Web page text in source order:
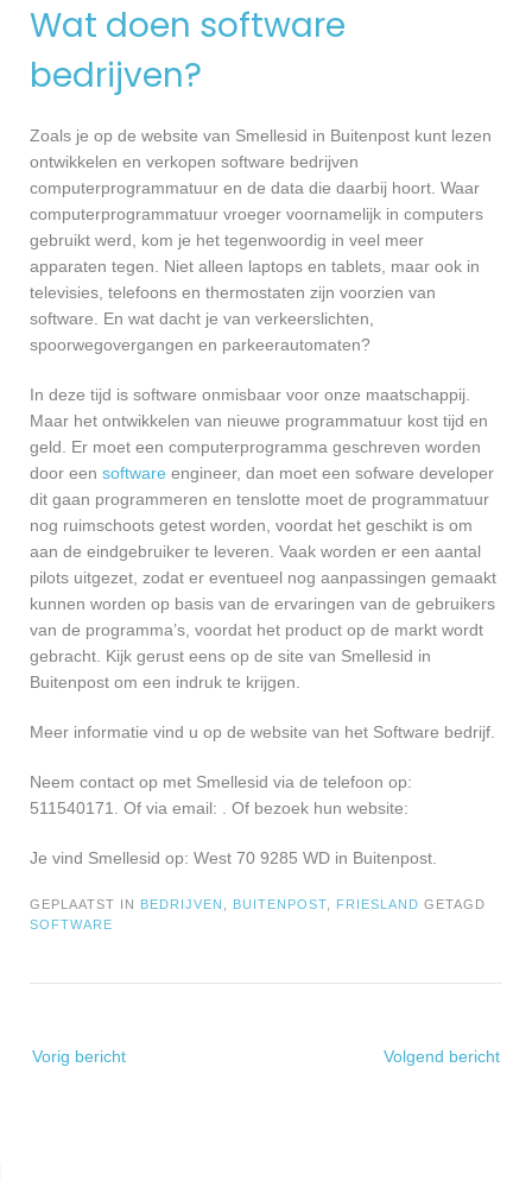
Wat doen software
bedrijven?
Zoals je op de website van Smellesid in Buitenpost kunt lezen
ontwikkelen en verkopen software bedrijven
computerprogrammatuur en de data die daarbij hoort. Waar
computerprogrammatuur vroeger voornamelijk in computers
gebruikt werd, kom je het tegenwoordig in veel meer
apparaten tegen. Niet alleen laptops en tablets, maar ook in
televisies, telefoons en thermostaten zijn voorzien van
software. En wat dacht je van verkeerslichten,
spoorwegovergangen en parkeerautomaten?
In deze tijd is software onmisbaar voor onze maatschappij.
Maar het ontwikkelen van nieuwe programmatuur kost tijd en
geld. Er moet een computerprogramma geschreven worden
door een software engineer, dan moet een sofware developer
dit gaan programmeren en tenslotte moet de programmatuur
nog ruimschoots getest worden, voordat het geschikt is om
aan de eindgebruiker te leveren. Vaak worden er een aantal
pilots uitgezet, zodat er eventueel nog aanpassingen gemaakt
kunnen worden op basis van de ervaringen van de gebruikers
van de programma’s, voordat het product op de markt wordt
gebracht. Kijk gerust eens op de site van Smellesid in
Buitenpost om een indruk te krijgen.
Meer informatie vind u op de website van het Software bedrijf.
Neem contact op met Smellesid via de telefoon op:
511540171. Of via email:
. Of bezoek hun website:
Je vind Smellesid op: West 70 9285 WD in Buitenpost.
GEPLAATST IN BEDRIJVEN BUITENPOST FRIESLAND GETAGD
SOFTWARE
navigatie
Vorig bericht Volgend bericht